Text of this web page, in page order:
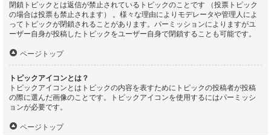
閉鎖トピックとは返信が禁止されているトピックのことです （投票トピック
の場合は投票も禁止されます） 。様々な理由によりモデレータや管理人によ
ってトピックが閉鎖されることがあります。パーミッションによりますがユ
ーザー自身が投稿したトピックをユーザー自身で閉鎖することも可能です。
ページトップ
トピックアイコンとは？
トピックアイコンとはトピックの内容を表すためにトピックの投稿者が投稿
の際に選んだ画像のことです。トピックアイコンを使用するにはパーミッシ
ョンが必要です。
ページトップ